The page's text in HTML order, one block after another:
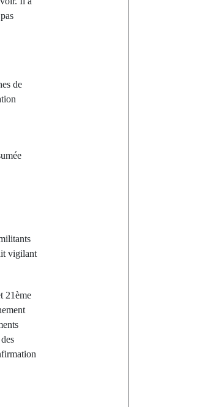
de
vigilant
21ème